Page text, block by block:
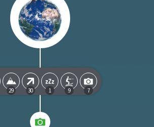
29 30 1 9 7